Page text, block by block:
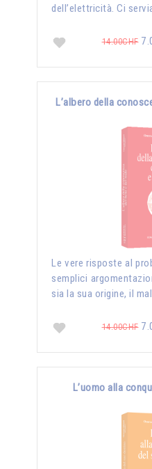
dell’elettricità. Ci
14.00CHF
L’albero della
Le vere risposte al
semplici
sia la sua origine, il
14.00CHF
L’uomo alla